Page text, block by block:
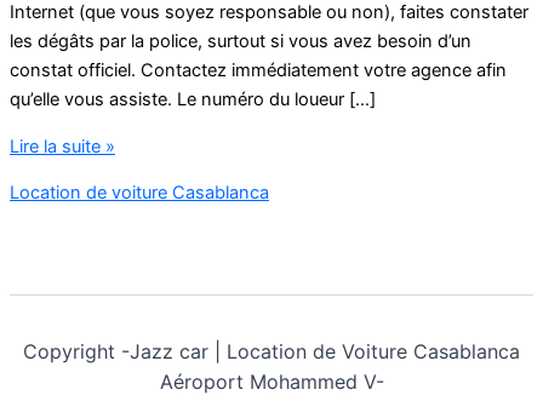
Internet (que vous soyez responsable ou non), faites constater
les dégâts par la police, surtout si vous avez besoin d’un
constat officiel. Contactez immédiatement votre agence afin
qu’elle vous assiste. Le numéro du loueur […]
Louer
voiture
sur
Lire la suite »
Location de voiture Casablanca
Copyright -Jazz car | Location de Voiture Casablanca
Aéroport Mohammed V-